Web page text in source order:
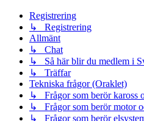
Registrering
↳ Registrering
Allmänt
↳ Chat
↳ Så här blir du medlem i
↳ Träffar
Tekniska frågor (Oraklet)
↳ Frågor som berör kaross
↳ Frågor som berör motor
↳ Frågor som berör